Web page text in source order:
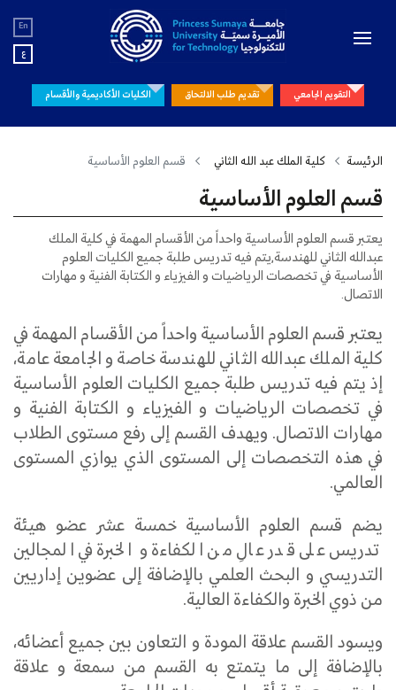
En
ع
التقويم الجامعي تقديم طلب الالتحاق الكليات الأكاديمية والأقسام
الرئيسة كلية الملك عبد الله الثاني قسم العلوم الأساسية
قسم العلوم الأساسية
يعتبر قسم العلوم الأساسية واحداً من الأقسام المهمة في كلية الملك
عبدالله الثاني للهندسة,يتم فيه تدريس طلبة جميع الكليات العلوم
الأساسية في تخصصات الرياضيات و الفيزياء و الكتابة الفنية و مهارات
الاتصال.
يعتبر قسم العلوم الأساسية واحداً من الأقسام المهمة في
كلية الملك عبدالله الثاني للهندسة خاصة و الجامعة عامة،
إذ يتم فيه تدريس طلبة جميع الكليات العلوم الأساسية
في تخصصات الرياضيات و الفيزياء و الكتابة الفنية و
مهارات الاتصال. ويهدف القسم إلى رفع مستوى الطلاب
في هذه التخصصات إلى المستوى الذي يوازي المستوى
العالمي.
يضم قسم العلوم الأساسية خمسة عشر عضو هيئة
تدريس على قدر عالِ من الكفاءة و الخبرة في المجالين
التدريسي و البحث العلمي بالإضافة إلى عضوين إداريين
من ذوي الخبرة والكفاءة العالية.
ويسود القسم علاقة المودة و التعاون بين جميع أعضائه،
بالإضافة إلى ما يتمتع به القسم من سمعة و علاقة